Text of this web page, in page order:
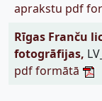
aprakstu pdf
Rīgas Franču
fotogrāfijas,
pdf formātā